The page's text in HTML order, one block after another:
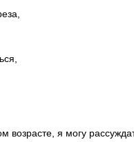
возрасте, я могу